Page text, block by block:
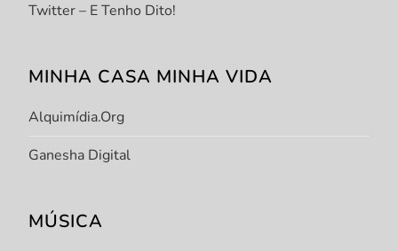
Twitter – E Tenho Dito!
MINHA CASA MINHA VIDA
Alquimídia.org
Ganesha Digital
MÚSICA